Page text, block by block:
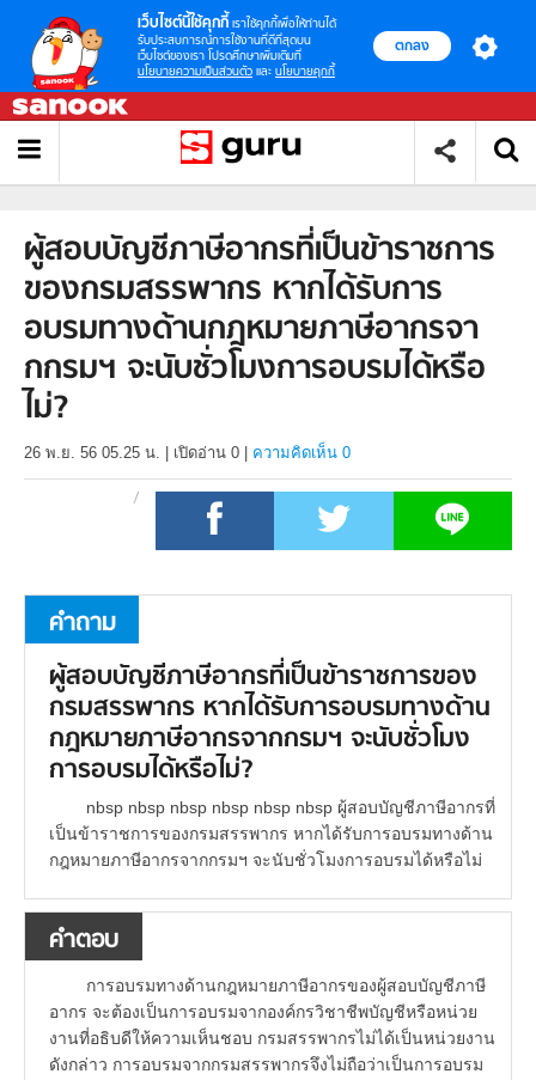
เว็บไซต์นี้ใช้คุกกี้ เราใช้คุกกี้เพื่อให้ท่านได้
รับประสบการณ์การใช้งานที่ดีที่สุดบน
เว็บไซต์ของเรา โปรดศึกษาเพิ่มเติมที่
นโยบายความเป็นส่วนตัว และ นโยบายคุกกี้
ตกลง
ผู้สอบบัญชีภาษีอากรที่เป็นข้าราชการ
ของกรมสรรพากร หากได้รับการ
อบรมทางด้านกฎหมายภาษีอากรจา
กกรมฯ จะนับชั่วโมงการอบรมได้หรือ
ไม่?
26 พ.ย. 56 05.25 น. เปิดอ่าน 0 ความคิดเห็น 0
คำถาม
ผู้สอบบัญชีภาษีอากรที่เป็นข้าราชการของ
กรมสรรพากร หากได้รับการอบรมทางด้าน
กฎหมายภาษีอากรจากกรมฯ จะนับชั่วโมง
การอบรมได้หรือไม่?
nbsp nbsp nbsp nbsp nbsp nbsp ผู้สอบบัญชีภาษีอากรที่
เป็นข้าราชการของกรมสรรพากร หากได้รับการอบรมทางด้าน
กฎหมายภาษีอากรจากกรมฯ จะนับชั่วโมงการอบรมได้หรือไม่
คำตอบ
การอบรมทางด้านกฎหมายภาษีอากรของผู้สอบบัญชีภาษี
อากร จะต้องเป็นการอบรมจากองค์กรวิชาชีพบัญชีหรือหน่วย
งานที่อธิบดีให้ความเห็นชอบ กรมสรรพากรไม่ได้เป็นหน่วยงาน
ดังกล่าว การอบรมจากกรมสรรพากรจึงไม่ถือว่าเป็นการอบรม